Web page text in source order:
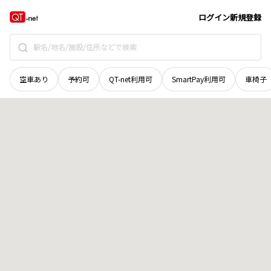
ログイン新規登録
空車あり 予約可 QT-net利用可 SmartPay利用可 車椅子
北海道